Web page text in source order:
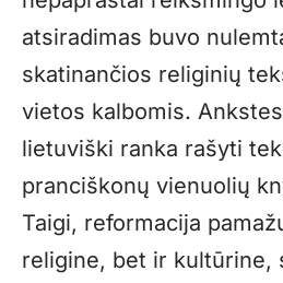
atsiradimas buvo
skatinančios religinių
vietos kalbomis.
lietuviški ranka rašyti
pranciškonų vienuolių
Taigi, reformacija
religine, bet ir kultūrine,